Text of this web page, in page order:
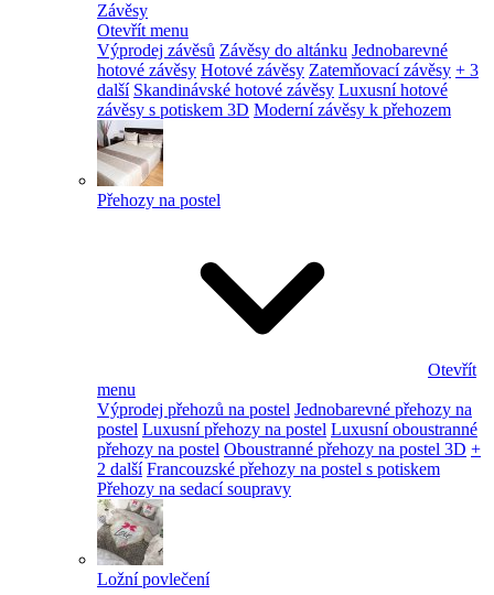
Závěsy
Otevřít menu
Výprodej závěsů Závěsy do altánku Jednobarevné
hotové závěsy Hotové závěsy Zatemňovací závěsy + 3
další Skandinávské hotové závěsy Luxusní hotové
závěsy s potiskem 3D Moderní závěsy k přehozem
Přehozy na postel
Otevřít
menu
Výprodej přehozů na postel Jednobarevné přehozy na
postel Luxusní přehozy na postel Luxusní oboustranné
přehozy na postel Oboustranné přehozy na postel 3D +
2 další Francouzské přehozy na postel s potiskem
Přehozy na sedací soupravy
Ložní povlečení